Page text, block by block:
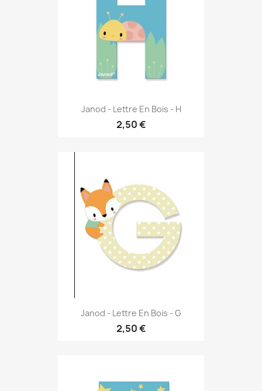
Janod - Lettre En Bois - H
2,50 €
Janod - Lettre En Bois - G
2,50 €